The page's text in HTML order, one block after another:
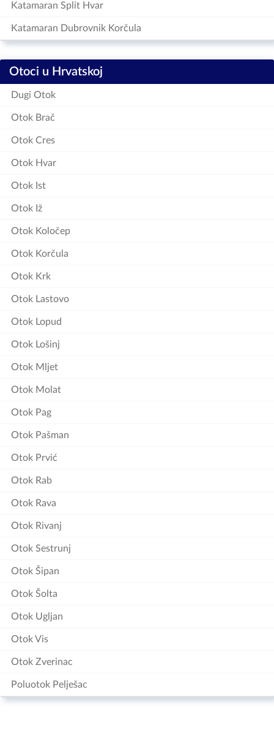
Katamaran Split Hvar
Katamaran Dubrovnik Korčula
Otoci u Hrvatskoj
Dugi Otok
Otok Brač
Otok Cres
Otok Hvar
Otok Ist
Otok Iž
Otok Koločep
Otok Korčula
Otok Krk
Otok Lastovo
Otok Lopud
Otok Lošinj
Otok Mljet
Otok Molat
Otok Pag
Otok Pašman
Otok Prvić
Otok Rab
Otok Rava
Otok Rivanj
Otok Sestrunj
Otok Šipan
Otok Šolta
Otok Ugljan
Otok Vis
Otok Zverinac
Poluotok Pelješac